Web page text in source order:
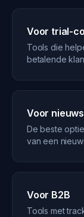
Voor trial-
Tools die
betalende
Voor
De beste
van een
Voor B2B
Tools met